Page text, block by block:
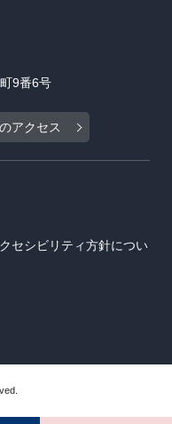
9番6号
アクセス
セシビリティ方針につい